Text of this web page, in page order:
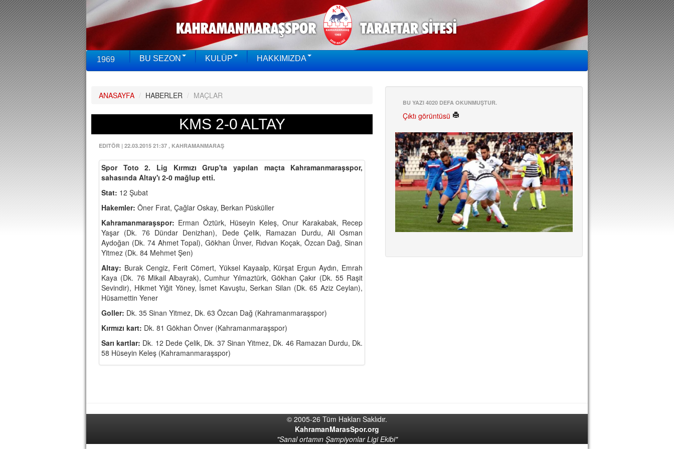
1969 BU SEZON KULÜP HAKKIMIZDA
ANASAYFA / HABERLER / MAÇLAR
KMS 2-0 ALTAY
EDITÖR | 22.03.2015 21:37 , KAHRAMANMARAŞ
Spor Toto 2. Lig Kırmızı Grup'ta yapılan maçta Kahramanmaraşspor,
sahasında Altay'ı 2-0 mağlup etti.
Stat: 12 Şubat
Hakemler: Öner Fırat, Çağlar Oskay, Berkan Püsküller
Kahramanmaraşspor: Erman Öztürk, Hüseyin Keleş, Onur Karakabak, Recep
Yaşar (Dk. 76 Dündar Denizhan), Dede Çelik, Ramazan Durdu, Ali Osman
Aydoğan (Dk. 74 Ahmet Topal), Gökhan Ünver, Rıdvan Koçak, Özcan Dağ, Sinan
Yitmez (Dk. 84 Mehmet Şen)
Altay: Burak Cengiz, Ferit Cömert, Yüksel Kayaalp, Kürşat Ergun Aydın, Emrah
Kaya (Dk. 76 Mikail Albayrak), Cumhur Yılmaztürk, Gökhan Çakır (Dk. 55 Raşit
Sevindir), Hikmet Yiğit Yöney, İsmet Kavuştu, Serkan Silan (Dk. 65 Aziz Ceylan),
Hüsamettin Yener
Goller: Dk. 35 Sinan Yitmez, Dk. 63 Özcan Dağ (Kahramanmaraşspor)
Kırmızı kart: Dk. 81 Gökhan Önver (Kahramanmaraşspor)
Sarı kartlar: Dk. 12 Dede Çelik, Dk. 37 Sinan Yitmez, Dk. 46 Ramazan Durdu, Dk.
58 Hüseyin Keleş (Kahramanmaraşspor)
BU YAZI 4020 DEFA OKUNMUŞTUR.
Çıktı görüntüsü
© 2005-26 Tüm Hakları Saklıdır.
KahramanMarasSpor.org
"Sanal ortamın Şampiyonlar Ligi Ekibi"